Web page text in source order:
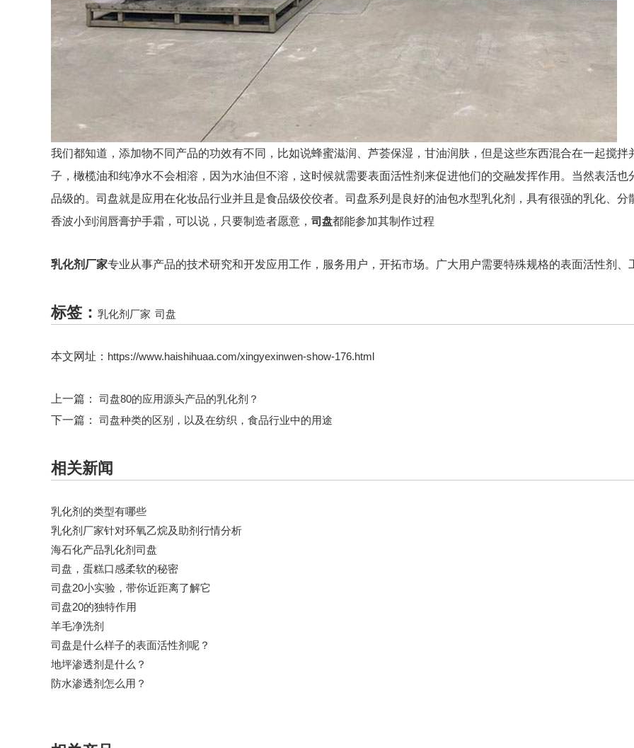
我们都知道，添加物不同产品的功效有不同，比如说蜂蜜滋润、芦荟保湿，甘油润肤，但是这些东西混合在一起搅
子，橄榄油和纯净水不会相溶，因为水油但不溶，这时候就需要表面活性剂来促进他们的交融发挥作用。当然表活
品级的。司盘就是应用在化妆品行业并且是食品级佼佼者。司盘系列是良好的油包水型乳化剂，具有很强的乳化、
香波小到润唇膏护手霜，可以说，只要制造者愿意， 司盘都能参加其制作过程
乳化剂厂家专业从事产品的技术研究和开发应用工作，服务用户，开拓市场。广大用户需要特殊规格的表面活性剂、
标签： 乳化剂厂家 司盘
本文网址： https://www.haishihuaa.com/xingyexinwen-show-176.html
上一篇：
司盘80的应用源头产品的乳化剂？
下一篇：
司盘种类的区别，以及在纺织，食品行业中的用途
相关新闻
乳化剂的类型有哪些
乳化剂厂家针对​环氧乙烷及助剂行情分析
海石化产品乳化剂司盘
司盘，蛋糕口感柔软的秘密
司盘20小实验，带你近距离了解它
司盘20的独特作用
羊毛净洗剂
司盘是什么样子的表面活性剂呢？
地坪渗透剂是什么？
防水渗透剂怎么用？